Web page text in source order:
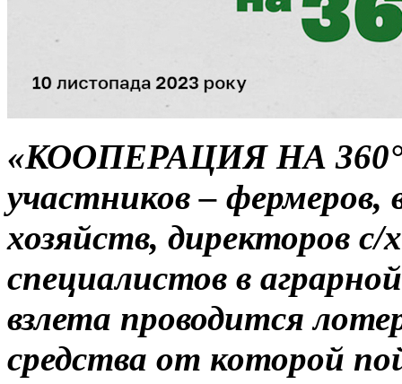
«КООПЕРАЦИЯ НА
участников – фермеров,
хозяйств, директоров
специалистов в
взлета проводится
средства от которой